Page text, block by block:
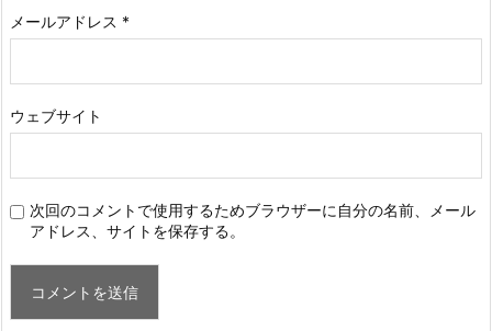
メールアドレス *
ウェブサイト
次回のコメントで使用するためブラウザーに自分の名前、メール
アドレス、サイトを保存する。